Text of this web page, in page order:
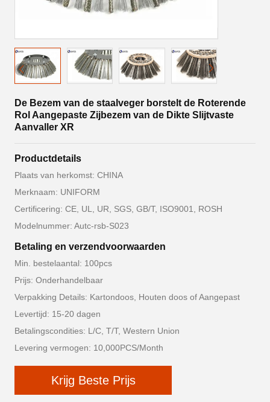
De Bezem van de staalveger borstelt de Roterende
Rol Aangepaste Zijbezem van de Dikte Slijtvaste
Aanvaller XR
Productdetails
Plaats van herkomst: CHINA
Merknaam: UNIFORM
Certificering: CE, UL, UR, SGS, GB/T, ISO9001, ROSH
Modelnummer: Autc-rsb-S023
Betaling en verzendvoorwaarden
Min. bestelaantal: 100pcs
Prijs: Onderhandelbaar
Verpakking Details: Kartondoos, Houten doos of Aangepast
Levertijd: 15-20 dagen
Betalingscondities: L/C, T/T, Western Union
Levering vermogen: 10,000PCS/Month
Krijg Beste Prijs